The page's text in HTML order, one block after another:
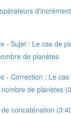
- Sujet : Le cas de
de planètes
- Correction : Le
de planètes
concaténation